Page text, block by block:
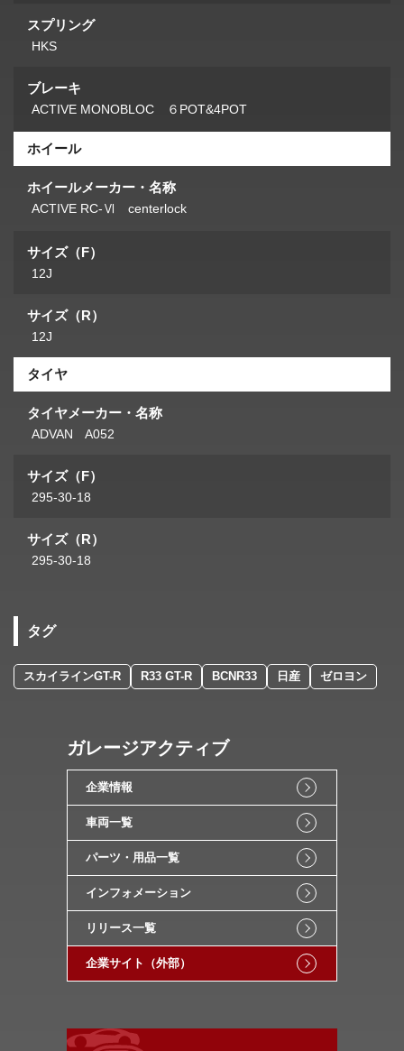
スプリング
HKS
ブレーキ
ACTIVE MONOBLOC ６POT&4POT
ホイール
ホイールメーカー・名称
ACTIVE RC-Ⅵ centerlock
サイズ（F）
12J
サイズ（R）
12J
タイヤ
タイヤメーカー・名称
ADVAN A052
サイズ（F）
295-30-18
サイズ（R）
295-30-18
タグ
スカイラインGT-R R33 GT-R BCNR33 日産 ゼロヨン
ガレージアクティブ
企業情報
車両一覧
パーツ・用品一覧
インフォメーション
リリース一覧
企業サイト（外部）